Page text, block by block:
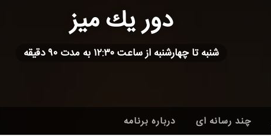
دور یك میز
شنبه تا چهارشنبه از ساعت ۱۲:۳۰ به مدت ۹۰ دقیقه
چند رسانه ای درباره برنامه